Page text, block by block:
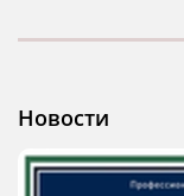
Новости